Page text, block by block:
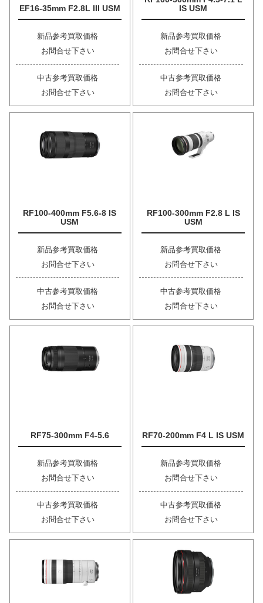
EF16-35mm F2.8L III USM
新品参考買取価格
お問合せ下さい
中古参考買取価格
お問合せ下さい
IS USM
新品参考買取価格
お問合せ下さい
中古参考買取価格
お問合せ下さい
RF100-400mm F5.6-8 IS
USM
新品参考買取価格
お問合せ下さい
中古参考買取価格
お問合せ下さい
RF100-300mm F2.8 L IS
USM
新品参考買取価格
お問合せ下さい
中古参考買取価格
お問合せ下さい
RF75-300mm F4-5.6
新品参考買取価格
お問合せ下さい
中古参考買取価格
お問合せ下さい
RF70-200mm F4 L IS USM
新品参考買取価格
お問合せ下さい
中古参考買取価格
お問合せ下さい